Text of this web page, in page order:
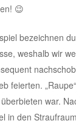
😉
bezeichnen
weshalb wir
feierten.
war.
in den